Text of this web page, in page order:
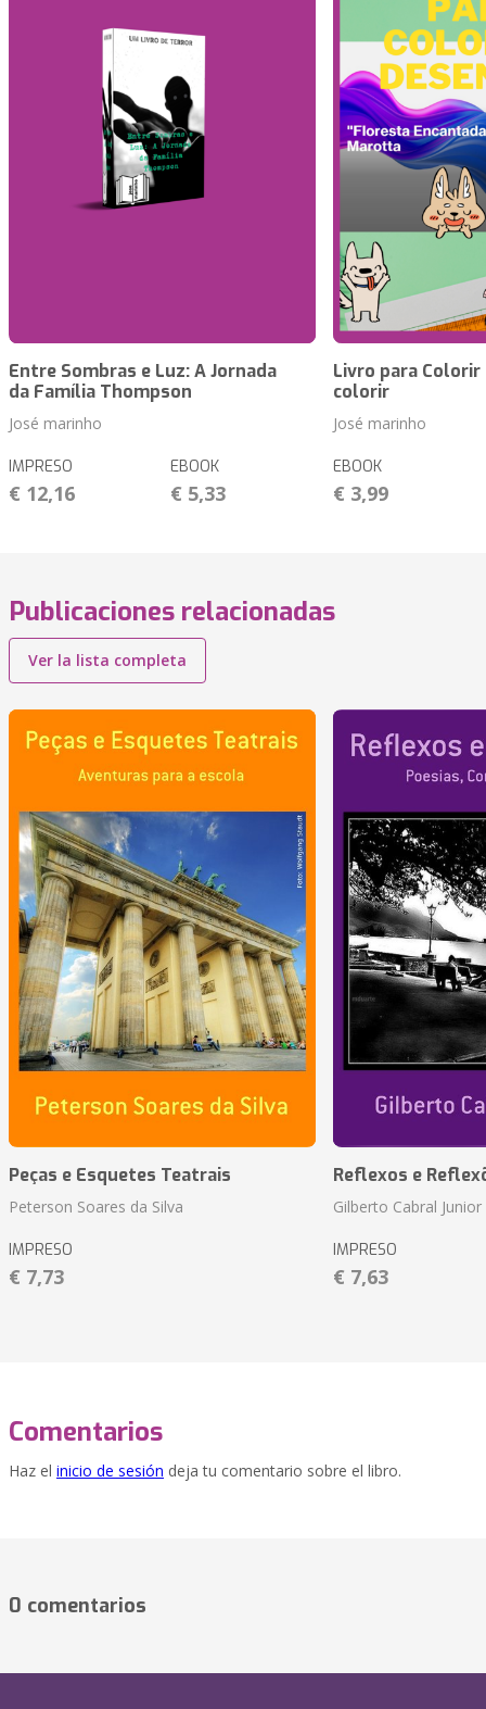
Entre Sombras e Luz: A Jornada
da Família Thompson
José marinho
IMPRESO
€ 12,16
EBOOK
€ 5,33
Livro para Colorir
colorir
José marinho
EBOOK
€ 3,99
Publicaciones relacionadas
Ver la lista completa
Peças e Esquetes Teatrais
Peterson Soares da Silva
IMPRESO
€ 7,73
Reflexos e
Gilberto Cabral Junior
IMPRESO
€ 7,63
Comentarios
Haz el inicio de sesión deja tu comentario sobre el libro.
0 comentarios